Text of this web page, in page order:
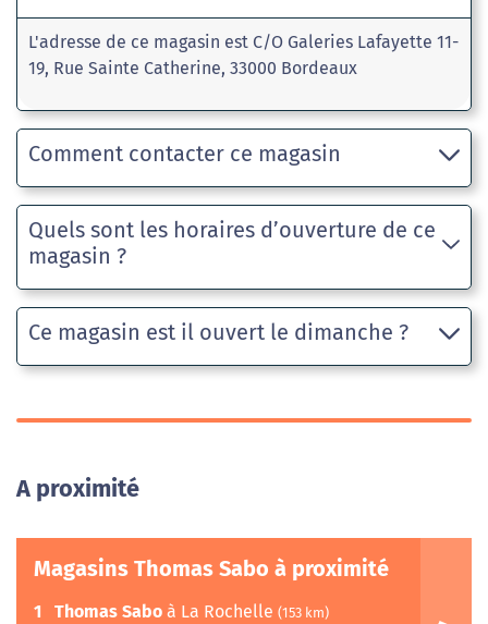
L'adresse de ce magasin est C/O Galeries Lafayette 11-
19, Rue Sainte Catherine, 33000 Bordeaux
Comment contacter ce magasin
Quels sont les horaires d’ouverture de ce
magasin ?
Ce magasin est il ouvert le dimanche ?
A proximité
Magasins Thomas Sabo à proximité
1 Thomas Sabo à La Rochelle (153 km)